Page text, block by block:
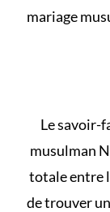
mariage
Le savoir-
musulman
totale entre
detrouver